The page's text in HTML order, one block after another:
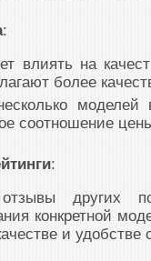
:
влиять на
более
соотношение
:
отзывы других
конкретной
и удобстве